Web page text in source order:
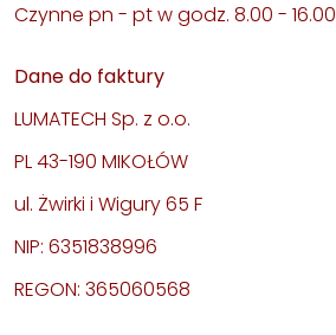
Czynne pn - pt w godz. 8.00 - 16.00
Dane do faktury
LUMATECH Sp. z o.o.
PL 43-190 MIKOŁÓW
ul. Żwirki i Wigury 65 F
NIP: 6351838996
REGON: 365060568